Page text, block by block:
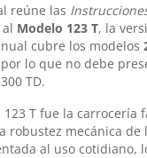
reúne las
Modelo 123 T, la
cubre los modelos
lo que no debe
TD.
123 T fue la carrocería
robustez mecánica de
al uso cotidiano,